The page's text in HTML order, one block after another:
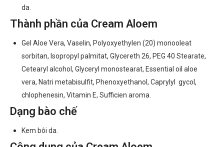
da.
Thành phần của Cream Aloem
Gel Aloe Vera, Vaselin, Polyoxyethylen (20) monooleat
sorbitan, Isopropyl palmitat, Glycereth 26, PEG 40 Stearate,
Cetearyl alcohol, Glyceryl monostearat, Essential oil aloe
vera, Natri metabisulfit, Phenoxyethanol, Caprylyl gycol,
chlophenesin, Vitamin E, Sufficien aroma.
Dạng bào chế
Kem bôi da.